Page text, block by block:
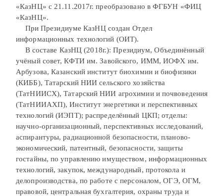
«КазНЦ» с 21.11.2017г. преобразовано в ФГБУН «ФИЦ
«КазНЦ».
При Президиуме КазНЦ создан Отдел
информационных технологий (ОИТ).
В составе КазНЦ (2018г.): Президиум, Объединённый
учёный совет, КФТИ им. Завойского, ИММ, ИОФХ им.
Арбузова, Казанский институт биохимии и биофизики
(КИББ), Татарский НИИ сельского хозяйства
(ТатНИИСХ), Татарский НИИ агрохимии и почвоведения
(ТатНИИАХП), Институт энергетики и перспективных
технологий (ИЭПТ); распределённый ЦКП; отделы:
научно-организационный, перспективных исследований,
аспирантуры, радиационной безопасности, планово-
экономический, патентный, безопасности, защиты
гостайны, по управлению имуществом, информационных
технологий, закупок, международный, протокола и
делопроизводства, по работе с персоналом, ОГЭ, ОГМ,
правовой, центральная бухгалтерия, охраны труда и